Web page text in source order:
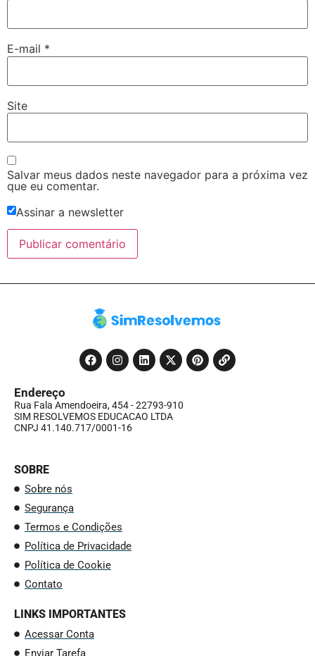
E-mail *
Site
Salvar meus dados neste navegador para a próxima vez
que eu comentar.
Assinar a newsletter
Endereço
Rua Fala Amendoeira, 454 - 22793-910
SIM RESOLVEMOS EDUCACAO LTDA
CNPJ 41.140.717/0001-16
SOBRE
Sobre nós
Segurança
Termos e Condições
Política de Privacidade
Política de Cookie
Contato
LINKS IMPORTANTES
Acessar Conta
Enviar Tarefa